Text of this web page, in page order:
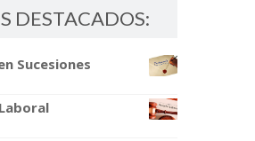
DESTACADOS:
Sucesiones